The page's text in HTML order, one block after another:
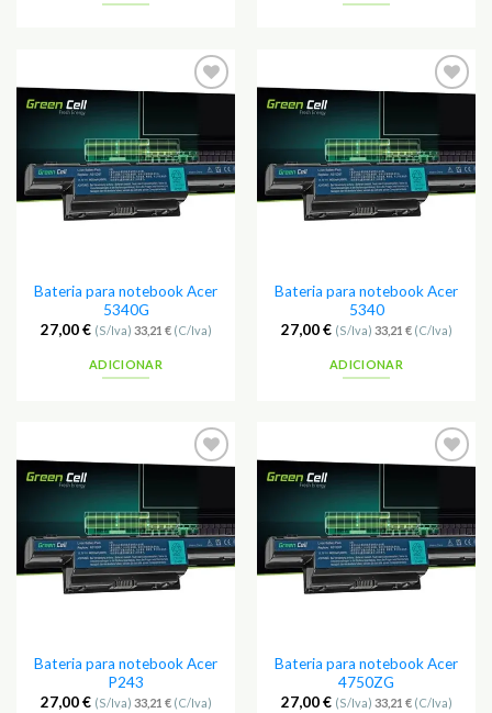
Favoritos
Bateria para notebook Acer
5340G
27,00€ (S/Iva) 33,21 €(C/Iva)
ADICIONAR
Favoritos
Bateria para notebook Acer
5340
27,00€ (S/Iva) 33,21 €(C/Iva)
ADICIONAR
Favoritos
Bateria para notebook Acer
P243
27,00€ (S/Iva) 33,21 €(C/Iva)
Favoritos
Bateria para notebook Acer
4750ZG
27,00€ (S/Iva) 33,21 €(C/Iva)